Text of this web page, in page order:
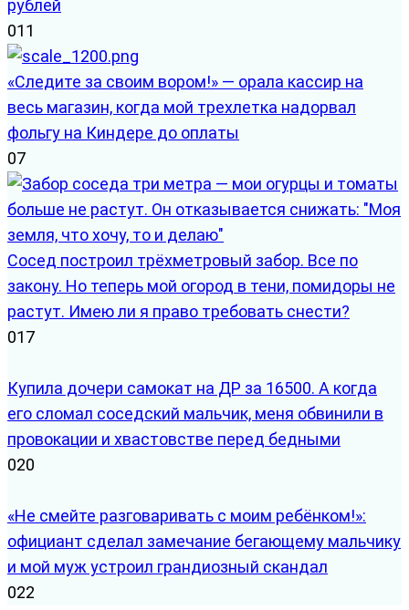
рублей
011
«Следите за своим вором!» — орала кассир на
весь магазин, когда мой трехлетка надорвал
фольгу на Киндере до оплаты
07
Сосед построил трёхметровый забор. Все по
закону. Но теперь мой огород в тени, помидоры не
растут. Имею ли я право требовать снести?
017
Купила дочери самокат на ДР за 16500. А когда
его сломал соседский мальчик, меня обвинили в
провокации и хвастовстве перед бедными
020
«Не смейте разговаривать с моим ребёнком!»:
официант сделал замечание бегающему мальчику
и мой муж устроил грандиозный скандал
022